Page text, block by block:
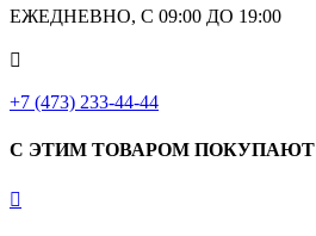
ЕЖЕДНЕВНО, С 09:00 ДО 19:00

+7 (473) 233-44-44
С ЭТИМ ТОВАРОМ ПОКУПАЮТ
